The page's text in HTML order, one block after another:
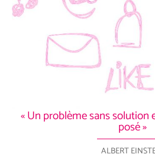
« Un problème sans solution
posé »
ALBERT